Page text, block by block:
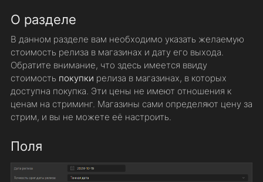
О разделе
В данном разделе вам необходимо указать желаемую
стоимость релиза в магазинах и дату его выхода.
Обратите внимание, что здесь имеется ввиду
стоимость покупки релиза в магазинах, в которых
доступна покупка. Эти цены не имеют отношения к
ценам на стриминг. Магазины сами определяют цену за
стрим, и вы не можете её настроить.
Поля